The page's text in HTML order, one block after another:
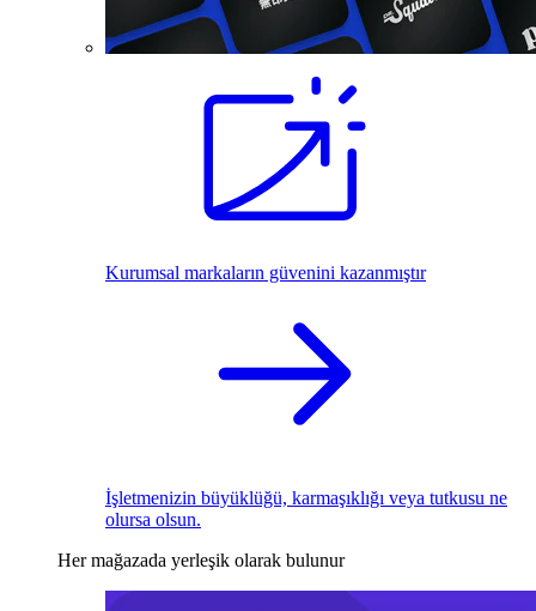
Kurumsal markaların güvenini kazanmıştır
İşletmenizin büyüklüğü, karmaşıklığı veya tutkusu ne
olursa olsun.
Her mağazada yerleşik olarak bulunur